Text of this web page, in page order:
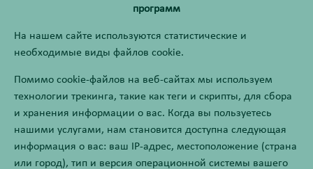
программ
На нашем сайте используются статистические и
необходимые виды файлов cookie.
Помимо cookie-файлов на веб-сайтах мы используем
технологии трекинга, такие как теги и скрипты, для сбора
и хранения информации о вас. Когда вы пользуетесь
нашими услугами, нам становится доступна следующая
информация о вас: ваш IP-адрес, местоположение (страна
или город), тип и версия операционной системы вашего